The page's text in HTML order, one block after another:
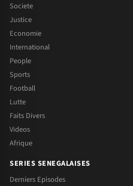
Societe
Justice
Economie
International
People
Sports
Football
Lutte
Faits Divers
Videos
Afrique
SERIES SENEGALAISES
Derniers Episodes